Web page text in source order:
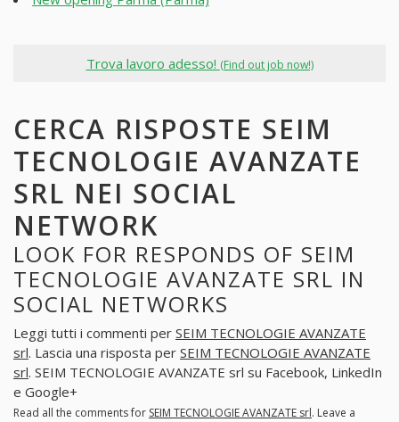
Trova lavoro adesso! (Find out job now!)
CERCA RISPOSTE SEIM
TECNOLOGIE AVANZATE
SRL NEI SOCIAL
NETWORK
LOOK FOR RESPONDS OF SEIM
TECNOLOGIE AVANZATE SRL IN
SOCIAL NETWORKS
Leggi tutti i commenti per SEIM TECNOLOGIE AVANZATE
srl. Lascia una risposta per SEIM TECNOLOGIE AVANZATE
srl. SEIM TECNOLOGIE AVANZATE srl su Facebook, LinkedIn
e Google+
Read all the comments for SEIM TECNOLOGIE AVANZATE srl. Leave a